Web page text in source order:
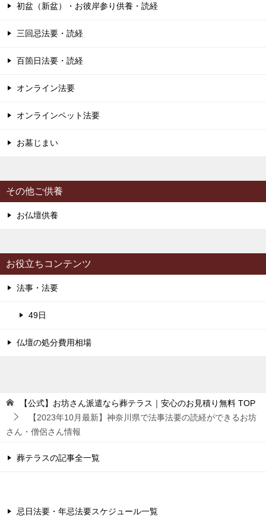
初盆（新盆）・お彼岸参り供養・読経
三回忌法要・読経
百箇日法要・読経
オンライン法要
オンラインペット法要
お墓じまい
その他ご供養
お仏壇供養
お役立ちコンテンツ
法事・法要
49日
仏壇の処分費用相場
【公式】お坊さん派遣なら葬テラス｜安心のお見積り無料 TOP
【2023年10月最新】神奈川県で法事法要の読経ができるお坊
さん・僧侶さん情報
葬テラスの記事全一覧
忌日法要・年忌法要スケジュール一覧